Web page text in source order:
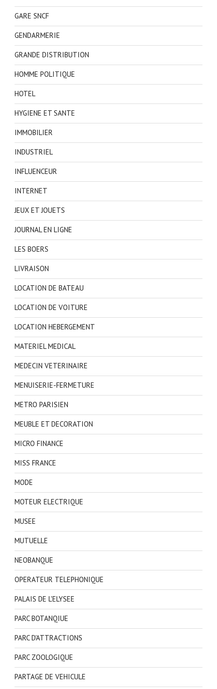
GARE SNCF
GENDARMERIE
GRANDE DISTRIBUTION
HOMME POLITIQUE
HOTEL
HYGIENE ET SANTE
IMMOBILIER
INDUSTRIEL
INFLUENCEUR
INTERNET
JEUX ET JOUETS
JOURNAL EN LIGNE
LES BOERS
LIVRAISON
LOCATION DE BATEAU
LOCATION DE VOITURE
LOCATION HEBERGEMENT
MATERIEL MEDICAL
MEDECIN VETERINAIRE
MENUISERIE-FERMETURE
METRO PARISIEN
MEUBLE ET DECORATION
MICRO FINANCE
MISS FRANCE
MODE
MOTEUR ELECTRIQUE
MUSEE
MUTUELLE
NEOBANQUE
OPERATEUR TELEPHONIQUE
PALAIS DE L'ELYSEE
PARC BOTANQIUE
PARC D'ATTRACTIONS
PARC ZOOLOGIQUE
PARTAGE DE VEHICULE